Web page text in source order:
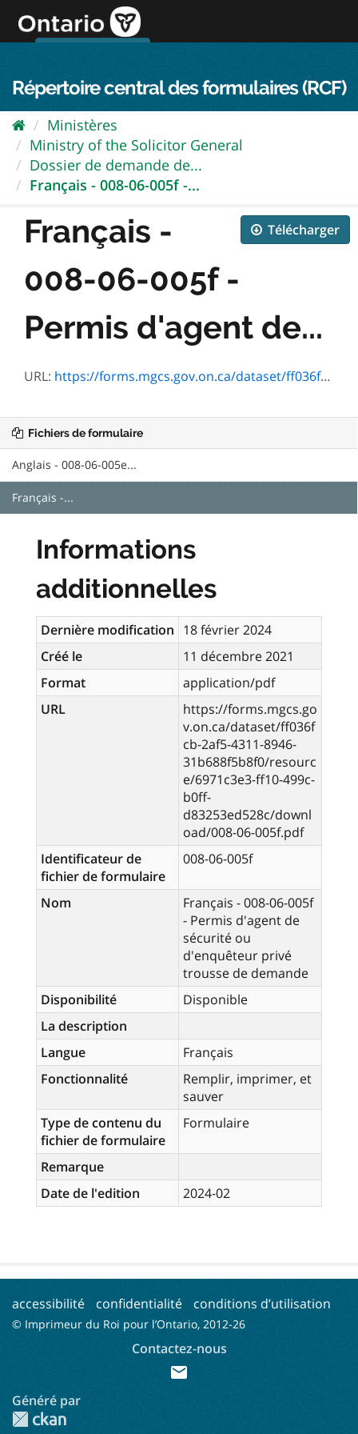
directement
au
Répertoire central des formulaires (RCF)
Ministères
Ministry of the Solicitor General
Dossier de demande de...
Français - 008-06-005f -...
Télécharger
Français -
008-06-005f -
Permis d'agent de...
URL: https://forms.mgcs.gov.on.ca/dataset/ff036fcb-2af5-4311-8946-31b688f5b8f0/resource/6971c3e3-ff10-499c-b0ff-d83253ed528c/download/008-06-005f.pdf
Fichiers de formulaire
Anglais - 008-06-005e...
Français -...
Informations
additionnelles
Dernière modification 18 février 2024
Créé le
11 décembre 2021
Format
application/pdf
URL
https://forms.mgcs.go
v.on.ca/dataset/ff036f
cb-2af5-4311-8946-
31b688f5b8f0/resourc
e/6971c3e3-ff10-499c-
b0ff-
d83253ed528c/downl
oad/008-06-005f.pdf
Identificateur de
fichier de formulaire
008-06-005f
Nom
Français - 008-06-005f
- Permis d'agent de
sécurité ou
d'enquêteur privé
trousse de demande
Disponibilité
Disponible
La description
Langue
Français
Fonctionnalité
Remplir, imprimer, et
sauver
Type de contenu du
fichier de formulaire
Formulaire
Remarque
Date de l'edition
2024-02
accessibilité confidentialité conditions d’utilisation
© Imprimeur du Roi pour l’Ontario, 2012-26
Contactez-nous
mail
Généré par